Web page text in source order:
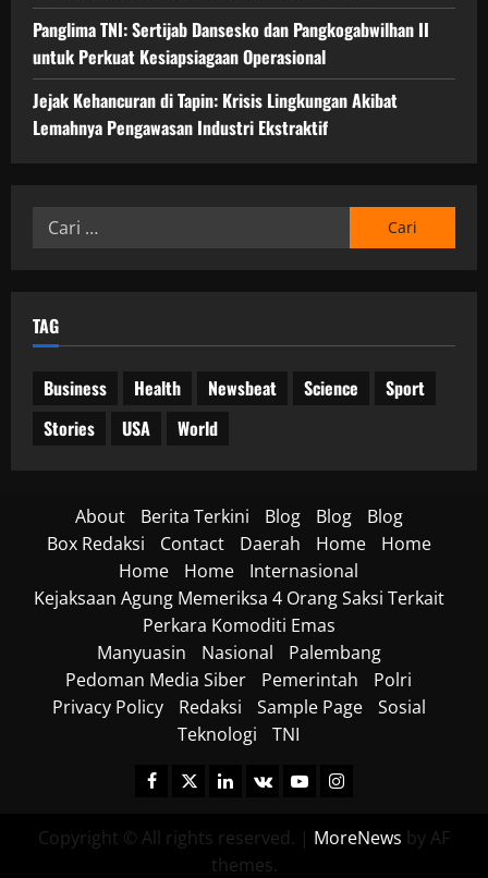
Panglima TNI: Sertijab Dansesko dan Pangkogabwilhan II
untuk Perkuat Kesiapsiagaan Operasional
Jejak Kehancuran di Tapin: Krisis Lingkungan Akibat
Lemahnya Pengawasan Industri Ekstraktif
Cari
TAG
Business Health Newsbeat Science
Sport
Stories
USA World
About Berita Terkini Blog Blog
Blog
Box Redaksi
Contact Daerah Home
Home
Home
Home
Internasional
Kejaksaan Agung Memeriksa 4 Orang Saksi Terkait
Perkara Komoditi Emas
Manyuasin
Nasional
Palembang
Pedoman Media Siber
Pemerintah
Polri
Privacy Policy
Redaksi Sample Page
Sosial
Teknologi
TNI
Facebook
TwitterLinkedin
VK YoutubeInstagram
Copyright © All rights reserved. | MoreNews by AF
themes.